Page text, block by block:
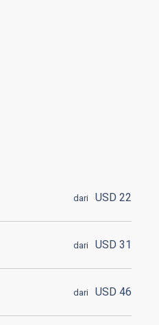
dari USD 22
dari USD 31
dari USD 46